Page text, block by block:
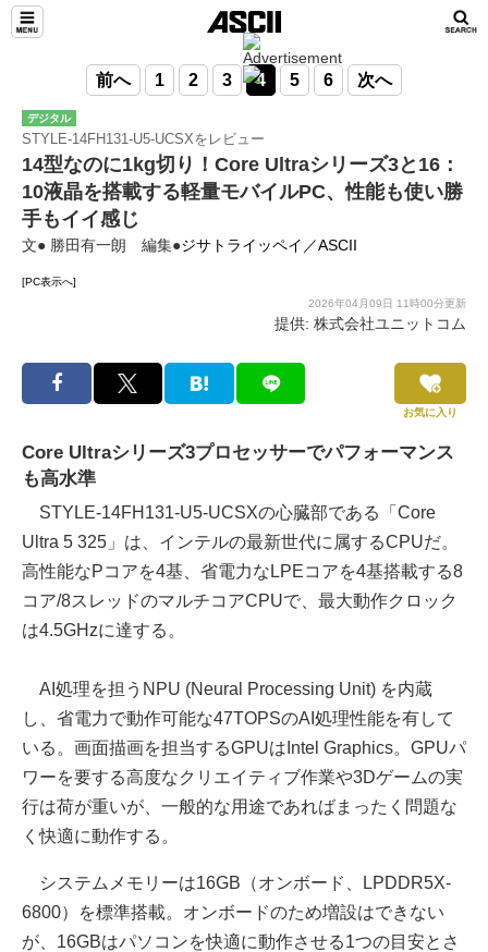
前へ 1 2 3 4 5 6 次へ
デジタル
STYLE-14FH131-U5-UCSXをレビュー
14型なのに1kg切り！Core Ultraシリーズ3と16：
10液晶を搭載する軽量モバイルPC、性能も使い勝
手もイイ感じ
文● 勝田有一朗 編集●ジサトライッペイ／ASCII
[PC表示へ]
2026年04月09日 11時00分更新
提供: 株式会社ユニットコム
お気に入り
Core Ultraシリーズ3プロセッサーでパフォーマンス
も高水準
STYLE-14FH131-U5-UCSXの心臓部である「Core
Ultra 5 325」は、インテルの最新世代に属するCPUだ。
高性能なPコアを4基、省電力なLPEコアを4基搭載する8
コア/8スレッドのマルチコアCPUで、最大動作クロック
は4.5GHzに達する。
AI処理を担うNPU (Neural Processing Unit) を内蔵
し、省電力で動作可能な47TOPSのAI処理性能を有して
いる。画面描画を担当するGPUはIntel Graphics。GPUパ
ワーを要する高度なクリエイティブ作業や3Dゲームの実
行は荷が重いが、一般的な用途であればまったく問題な
く快適に動作する。
システムメモリーは16GB（オンボード、LPDDR5X-
6800）を標準搭載。オンボードのため増設はできない
が、16GBはパソコンを快適に動作させる1つの目安とさ